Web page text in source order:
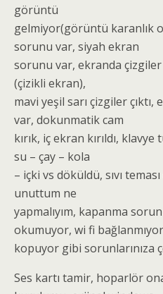
görüntü
gelmiyor(görüntü karanlık
sorunu var, siyah ekran
sorunu var, ekranda çizgiler
(çizikli ekran),
mavi yeşil sarı çizgiler çıktı,
var, dokunmatik cam
kırık, iç ekran kırıldı, klavye
su – çay – kola
– içki vs döküldü, sıvı
unuttum ne
yapmalıyım, kapanma
okumuyor, wi fi
kopuyor gibi sorunlarınıza
Ses kartı tamir, hoparlör